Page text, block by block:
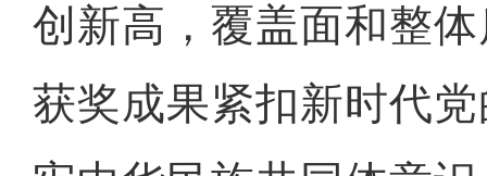
创新高，覆盖面和整
获奖成果紧扣新时代